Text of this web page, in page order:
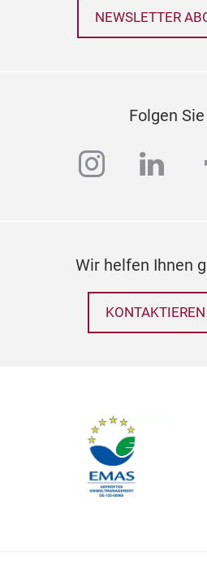
NEWSLETTER
Folgen
Wir helfen Ihnen